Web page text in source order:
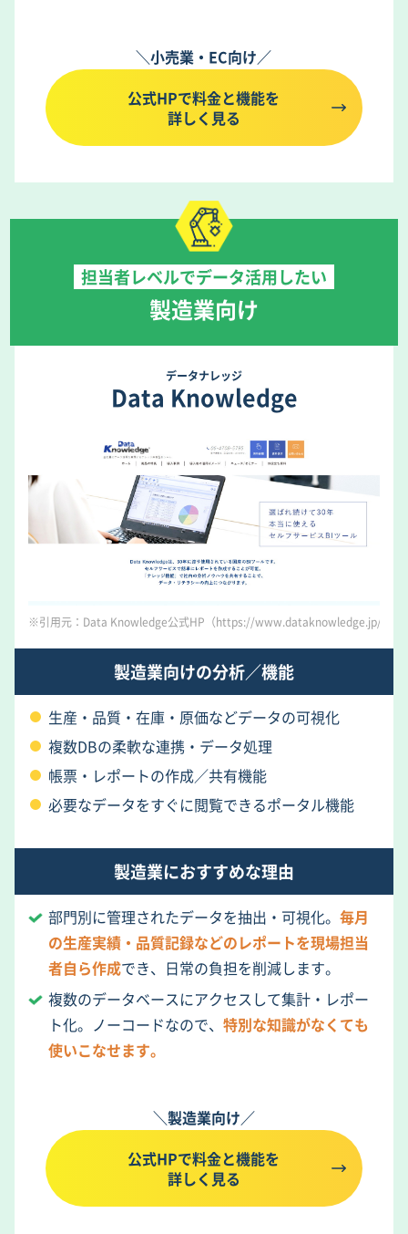
＼小売業・EC向け／
公式HPで料金と機能を
詳しく見る
担当者レベルでデータ活用したい
製造業向け
データナレッジ
Data Knowledge
※引用元：Data Knowledge公式HP（https://www.dataknowledge.jp/）
製造業向けの分析／機能
生産・品質・在庫・原価などデータの可視化
複数DBの柔軟な連携・データ処理
帳票・レポートの作成／共有機能
必要なデータをすぐに閲覧できるポータル機能
製造業におすすめな理由
部門別に管理されたデータを抽出・可視化。 毎月
の生産実績・品質記録などのレポートを現場担当
者自ら作成でき、日常の負担を削減します。
複数のデータベースにアクセスして集計・レポー
ト化。ノーコードなので、 特別な知識がなくても
使いこなせます。
＼製造業向け／
公式HPで料金と機能を
詳しく見る